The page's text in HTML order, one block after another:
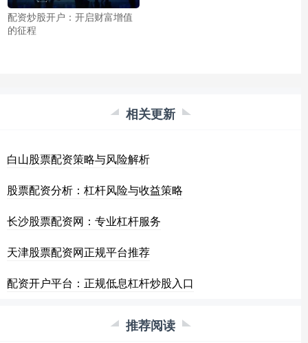
配资炒股开户：开启财富增值
的征程
相关更新
白山股票配资策略与风险解析
股票配资分析：杠杆风险与收益策略
长沙股票配资网：专业杠杆服务
天津股票配资网正规平台推荐
配资开户平台：正规低息杠杆炒股入口
推荐阅读